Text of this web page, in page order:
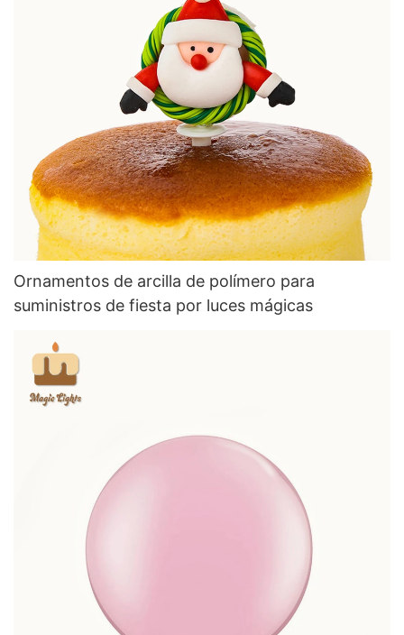
Ornamentos de arcilla de polímero para
suministros de fiesta por luces mágicas